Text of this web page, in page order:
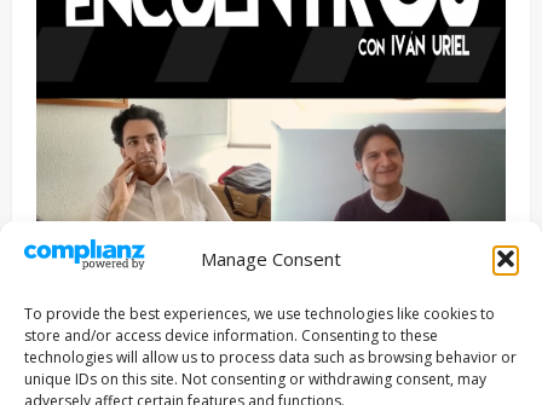
Manage Consent
To provide the best experiences, we use technologies like cookies to
store and/or access device information. Consenting to these
technologies will allow us to process data such as browsing behavior or
unique IDs on this site. Not consenting or withdrawing consent, may
adversely affect certain features and functions.
Entrevista Series
ENCUENTROS CON IVÁN URIEL T3E22: JUAN PATRICIO
RIVEROLL
Filmakersmovie 5 mayo, 2026